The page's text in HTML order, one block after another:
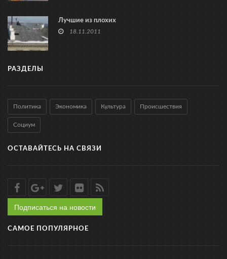
Лучшие из плохих
18.11.2011
РАЗДЕЛЫ
Политика Экономика Культура Происшествия
Социум
ОСТАВАЙТЕСЬ НА СВЯЗИ
Подписаться на новости
САМОЕ ПОПУЛЯРНОЕ